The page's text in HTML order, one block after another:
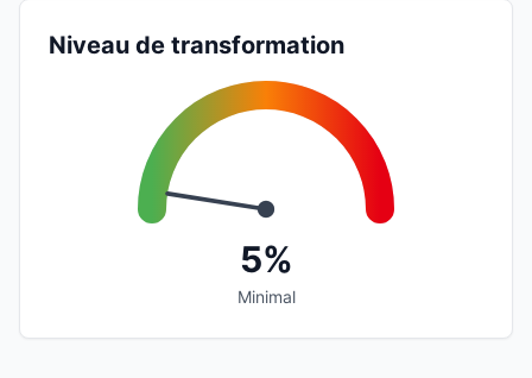
Niveau de transformation
5%
Minimal